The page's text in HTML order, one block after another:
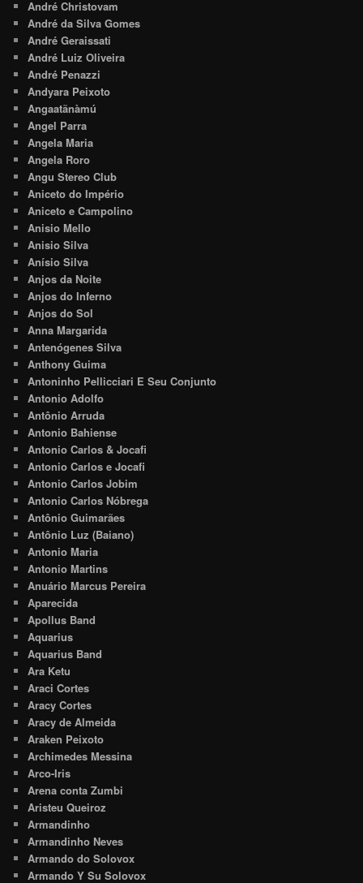
André Christovam
André da Silva Gomes
André Geraissati
André Luiz Oliveira
André Penazzi
Andyara Peixoto
Angaatãnàmú
Angel Parra
Angela Maria
Angela Roro
Angu Stereo Club
Aniceto do Império
Aniceto e Campolino
Anisio Mello
Anisio Silva
Anísio Silva
Anjos da Noite
Anjos do Inferno
Anjos do Sol
Anna Margarida
Antenógenes Silva
Anthony Guima
Antoninho Pellicciari E Seu Conjunto
Antonio Adolfo
Antônio Arruda
Antonio Bahiense
Antonio Carlos & Jocafi
Antonio Carlos e Jocafi
Antonio Carlos Jobim
Antonio Carlos Nóbrega
Antônio Guimarães
Antônio Luz (Baiano)
Antonio Maria
Antonio Martins
Anuário Marcus Pereira
Aparecida
Apollus Band
Aquarius
Aquarius Band
Ara Ketu
Araci Cortes
Aracy Cortes
Aracy de Almeida
Araken Peixoto
Archimedes Messina
Arco-Iris
Arena conta Zumbi
Aristeu Queiroz
Armandinho
Armandinho Neves
Armando do Solovox
Armando Y Su Solovox